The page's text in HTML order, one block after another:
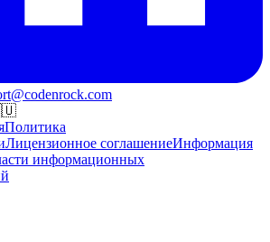
Политика
Лицензионное соглашениеИнформация
информационных